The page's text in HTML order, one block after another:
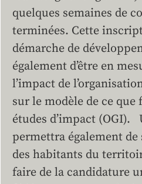
quelques semaines de
terminées. Cette
démarche de
également d’être en
l’impact de
sur le modèle de ce que
études d’impact (OGI).
permettra également de
des habitants du
faire de la candidature